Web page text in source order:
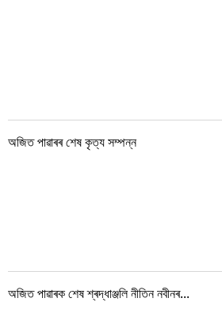
অজিত পাৱাৰৰ শেষ কৃত্য সম্পন্ন
অজিত পাৱাৰক শেষ শ্ৰদ্ধাঞ্জলি নীতিন নবীনৰ...